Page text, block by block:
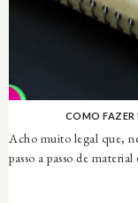
COMO FAZER
Acho muito legal que,
passo a passo de